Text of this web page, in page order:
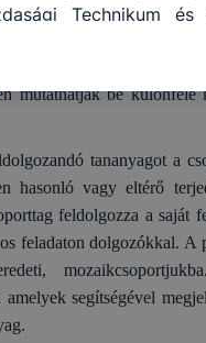
hiánypótló szándékkal
tud?”-ot a város és a
a manapság rendkívül
mutathatják be különféle
tananyagot a
hasonló vagy eltérő
feldolgozza a saját
feladaton dolgozókkal. A
amelyek segítségével
Technikum
információ
-annak
leginkább, így
élményt, ha
engedélyezi a
megváltoztathatók.
a cookie-k
hogy
használatára,